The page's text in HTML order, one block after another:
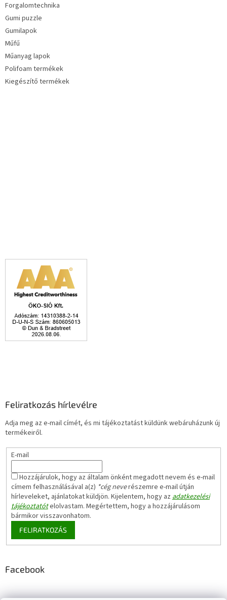
Forgalomtechnika
Gumi puzzle
Gumilapok
Műfű
Műanyag lapok
Polifoam termékek
Kiegészítő termékek
Feliratkozás hírlevélre
Adja meg az e-mail címét, és mi tájékoztatást küldünk webáruházunk új
termékeiről.
E-mail
Hozzájárulok, hogy az általam önként megadott nevem és e-mail
címem felhasználásával a(z) *cég neverészemre e-mail útján
hírleveleket, ajánlatokat küldjön. Kijelentem, hogy azadatkezelési
tájékoztatótelolvastam. Megértettem, hogy a hozzájárulásom
bármikor visszavonhatom.
FELIRATKOZÁS
Facebook